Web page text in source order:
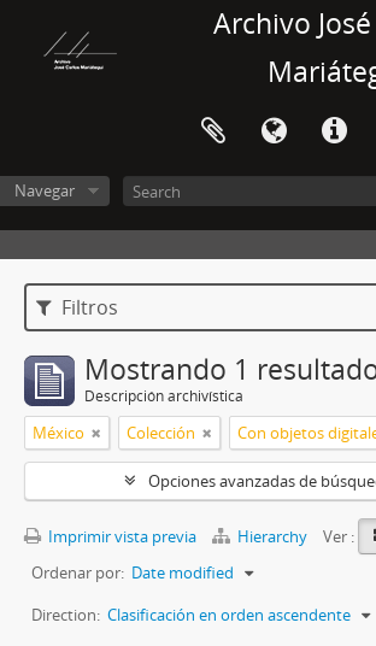
Archivo
Navegar
Filtros
Mostrando 1
Descripción archivística
México Colección Con objetos
Opciones avanzadas de
Imprimir vista previa Hierarchy
Ver :
Ordenar por: Date modified
Direction: Clasificación en orden ascendente